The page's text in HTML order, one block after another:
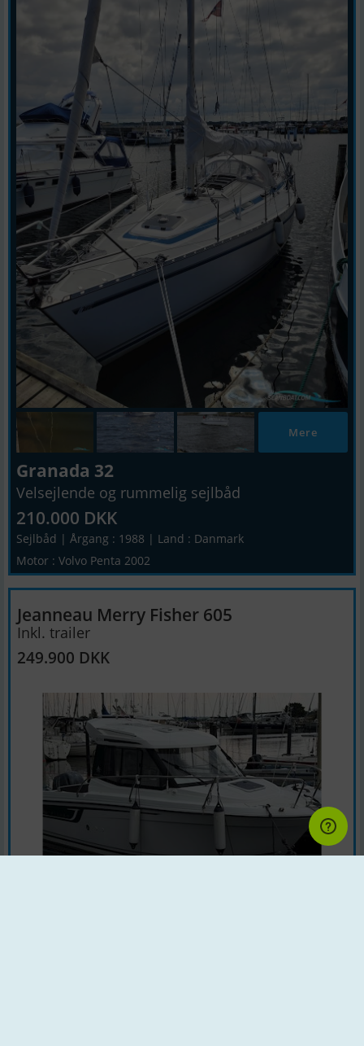
Mere
Granada 32
Velsejlende og rummelig sejlbåd
210.000 DKK
Sejlbåd | Årgang : 1988 | Land : Danmark
Motor : Volvo Penta 2002
Jeanneau Merry Fisher 605
Inkl. trailer
249.900 DKK